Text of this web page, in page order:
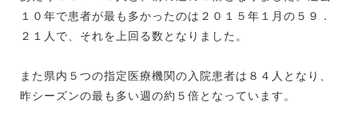
１０年で患者が最も多かったのは２０１５年１月の５９．
２１人で、それを上回る数となりました。
また県内５つの指定医療機関の入院患者は８４人となり、
昨シーズンの最も多い週の約５倍となっています。